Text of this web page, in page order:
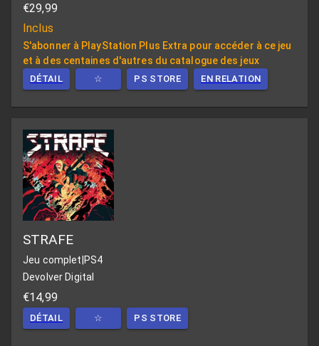
€29,99
Inclus
S'abonner à PlayStation Plus Extra pour accéder à ce jeu
et à des centaines d'autres du catalogue des jeux
DÉTAIL ☆ PS STORE EN RELATION
STRAFE
Jeu complet|PS4
Devolver Digital
€14,99
DÉTAIL ☆ PS STORE